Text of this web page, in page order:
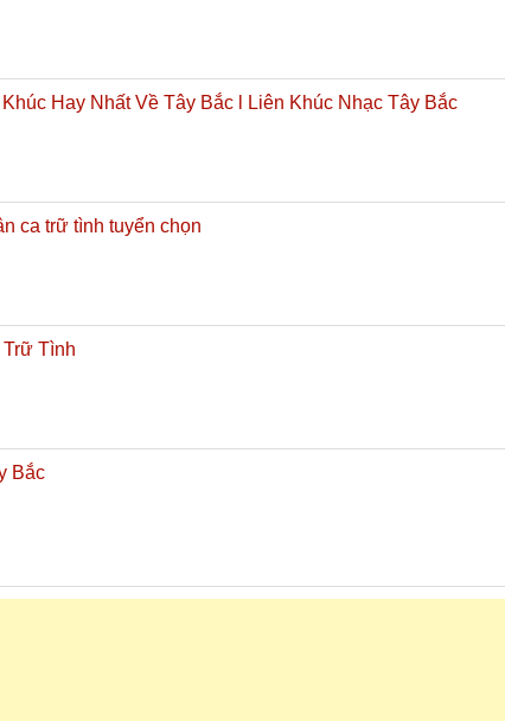
Hay Nhất Về Tây Bắc l Liên Khúc Nhạc Tây Bắc
ca trữ tình tuyển chọn
Tình
Bắc